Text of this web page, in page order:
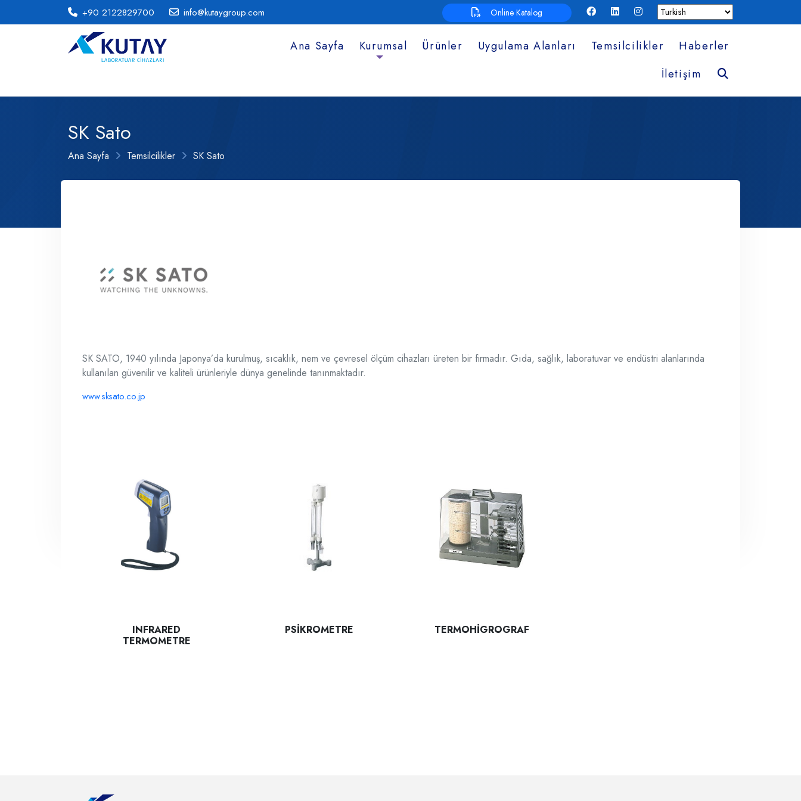
+90 2122829700 info@kutaygroup.com Online Katalog
Ana Sayfa Kurumsal Ürünler Uygulama Alanları Temsilcilikler
Haberler
İletişim
SK Sato
Ana Sayfa Temsilcilikler SK Sato
SK SATO, 1940 yılında Japonya’da kurulmuş, sıcaklık, nem ve çevresel ölçüm cihazları üreten bir firmadır. Gıda, sağlık, laboratuvar ve endüstri alanlarında
kullanılan güvenilir ve kaliteli ürünleriyle dünya genelinde tanınmaktadır.
www.sksato.co.jp
INFRARED
TERMOMETRE
PSİKROMETRE TERMOHİGROGRAF